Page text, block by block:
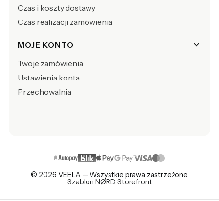
Czas i koszty dostawy
Czas realizacji zamówienia
MOJE KONTO
Twoje zamówienia
Ustawienia konta
Przechowalnia
© 2026 VEELA — Wszystkie prawa zastrzeżone.
Szablon NØRD Storefront